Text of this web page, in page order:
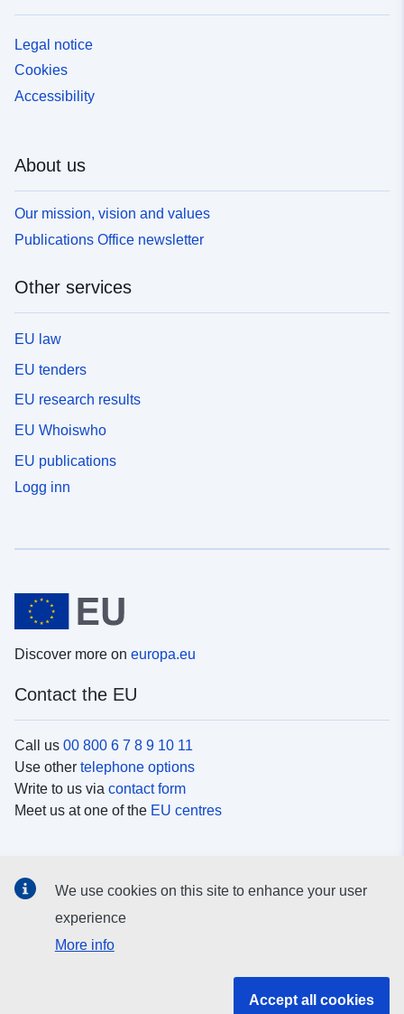
Legal notice
Cookies
Accessibility
About us
Our mission, vision and values
Publications Office newsletter
Other services
EU law
EU tenders
EU research results
EU Whoiswho
EU publications
Logg inn
Discover more on europa.eu
Contact the EU
Call us 00 800 6 7 8 9 10 11
Use other telephone options
Write to us via contact form
Meet us at one of the EU centres
Search for EUsocial media channels
We use cookies on this site to enhance your user
experience
More info
Accept all cookies